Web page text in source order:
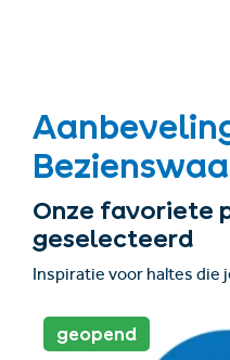
Onze favoriete
geselecteerd
Inspiratie voor haltes die
geopend